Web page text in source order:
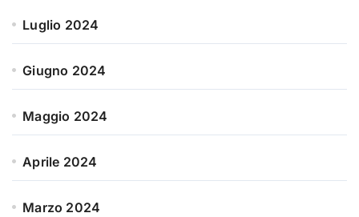
Luglio 2024
Giugno 2024
Maggio 2024
Aprile 2024
Marzo 2024